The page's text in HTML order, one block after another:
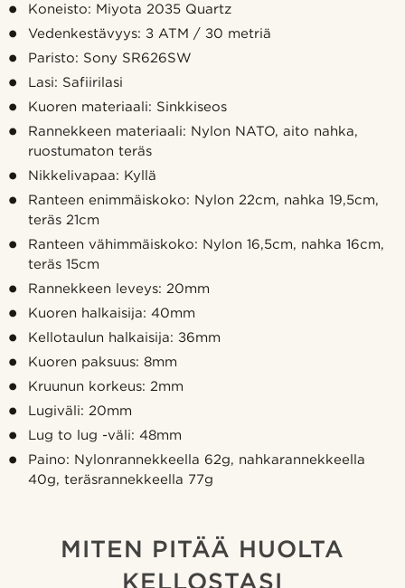
Koneisto: Miyota 2035 Quartz
Vedenkestävyys: 3 ATM / 30 metriä
Paristo: Sony SR626SW
Lasi: Safiirilasi
Kuoren materiaali: Sinkkiseos
Rannekkeen materiaali: Nylon NATO, aito nahka,
ruostumaton teräs
Nikkelivapaa: Kyllä
Ranteen enimmäiskoko: Nylon 22cm, nahka 19,5cm,
teräs 21cm
Ranteen vähimmäiskoko: Nylon 16,5cm, nahka 16cm,
teräs 15cm
Rannekkeen leveys: 20mm
Kuoren halkaisija: 40mm
Kellotaulun halkaisija: 36mm
Kuoren paksuus: 8mm
Kruunun korkeus: 2mm
Lugiväli: 20mm
Lug to lug -väli: 48mm
Paino: Nylonrannekkeella 62g, nahkarannekkeella
40g, teräsrannekkeella 77g
MITEN PITÄÄ HUOLTA
KELLOSTASI